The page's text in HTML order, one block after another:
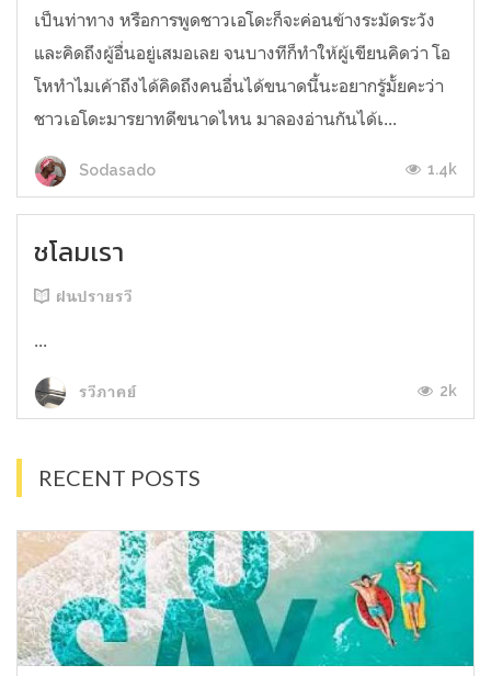
เป็นท่าทาง หรือการพูดชาวเอโดะก็จะค่อนข้างระมัดระวัง
และคิดถึงผู้อื่นอยู่เสมอเลย จนบางทีก็ทำให้ผู้เขียนคิดว่า โอ
โหทำไมเค้าถึงได้คิดถึงคนอื่นได้ขนาดนี้นะอยากรู้มั้ยคะว่า
ชาวเอโดะมารยาทดีขนาดไหน มาลองอ่านกันได้เ...
Sodasado 1.4k
ชโลมเรา
ฝนปรายรวี
...
รวีภาคย์ 2k
RECENT POSTS